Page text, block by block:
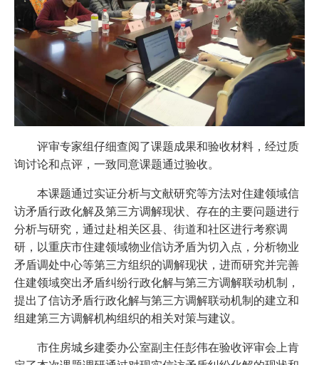
评审专家组仔细查阅了课题成果和验收材料，经过质
询讨论和点评，一致同意课题通过验收。
本课题通过实证分析与文献研究等方法对住建领域信
访矛盾行政化解及第三方调解现状、存在的主要问题进行
分析与研究，通过赴相关区县、街道和社区进行考察调
研，以重庆市住建领域物业信访矛盾为切入点，分析物业
矛盾调处中心等第三方组织的调解现状，进而研究并完善
住建领域突出矛盾纠纷行政化解与第三方调解联动机制，
提出了信访矛盾行政化解与第三方调解联动机制的建立和
组建第三方调解机构组织的相关对策与建议。
市住房城乡建委办公室副主任彭伟在验收评审会上肯